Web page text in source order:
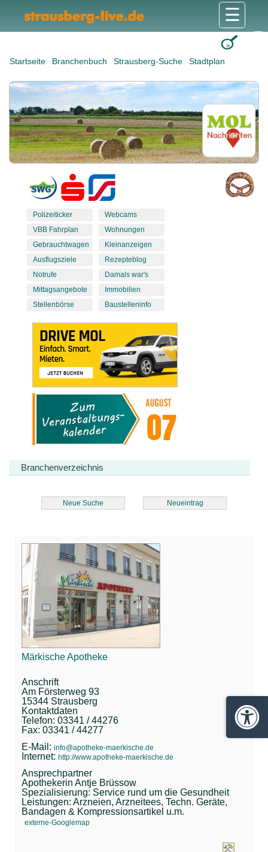
Startseite Branchenbuch Strausberg-Suche Stadtplan
☰
Polizeiticker
VBB Fahrplan
Gebrauchtwagen
Ausflugsziele
Notrufe
Mittagsangebote
Stellenbörse
Webcams
Wohnungen
Kleinanzeigen
Rezepteblog
Damals war's
Immobilien
Baustelleninfo
Branchenverzeichnis
Neue Suche Neueintrag
Märkische Apotheke
Anschrift
Am Försterweg 93
15344 Strausberg
Kontaktdaten
Telefon: 03341 / 44276
Fax: 03341 / 44277
E-Mail: info@apotheke-maerkische.de
Internet: http://www.apotheke-maerkische.de
Ansprechpartner
Apothekerin Antje Brüssow
Spezialisierung: Service rund um die Gesundheit
Leistungen: Arzneien, Arzneitees, Techn. Geräte,
Bandagen & Kompressionsartikel u.m.
externe-Googlemap